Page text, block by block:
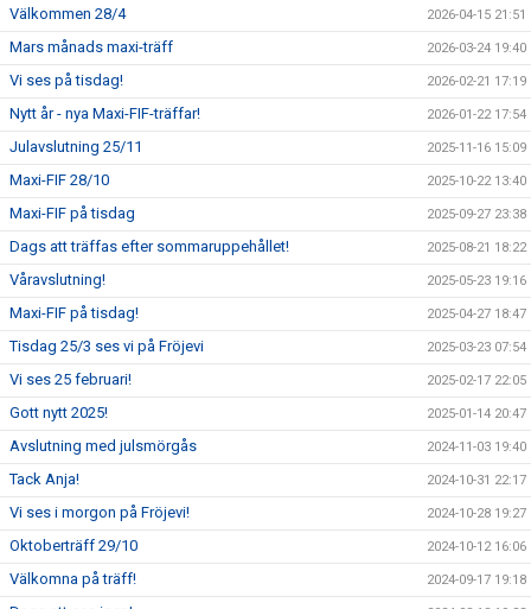
Välkommen 28/4 2026-04-15 21:51
Mars månads maxi-träff 2026-03-24 19:40
Vi ses på tisdag! 2026-02-21 17:19
Nytt år - nya Maxi-FIF-träffar! 2026-01-22 17:54
Julavslutning 25/11 2025-11-16 15:09
Maxi-FIF 28/10 2025-10-22 13:40
Maxi-FIF på tisdag 2025-09-27 23:38
Dags att träffas efter sommaruppehållet! 2025-08-21 18:22
Våravslutning! 2025-05-23 19:16
Maxi-FIF på tisdag! 2025-04-27 18:47
Tisdag 25/3 ses vi på Fröjevi 2025-03-23 07:54
Vi ses 25 februari! 2025-02-17 22:05
Gott nytt 2025! 2025-01-14 20:47
Avslutning med julsmörgås 2024-11-03 19:40
Tack Anja! 2024-10-31 22:17
Vi ses i morgon på Fröjevi! 2024-10-28 19:27
Oktoberträff 29/10 2024-10-12 16:06
Välkomna på träff! 2024-09-17 19:18